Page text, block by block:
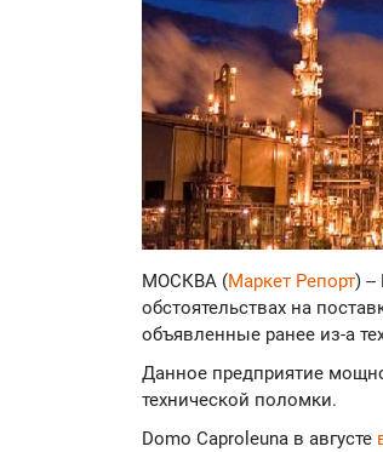
МОСКВА (Маркет Репорт) --
обстоятельствах на
объявленные ранее из-а
Данное предприятие
технической поломки.
Domo Caproleuna в августе